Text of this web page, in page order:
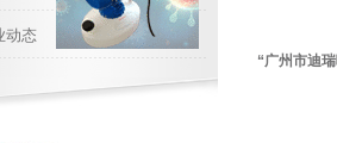
动态
“广州市迪